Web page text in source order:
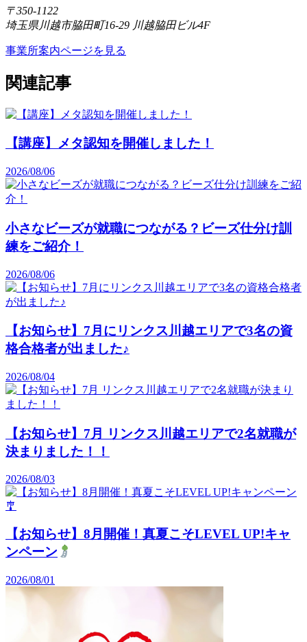
〒350-1122
埼玉県川越市脇田町16-29 川越脇田ビル4F
事業所案内ページを見る
関連記事
【講座】メタ認知を開催しました！
2026/08/06
小さなビーズが就職につながる？ビーズ仕分け訓
練をご紹介！
2026/08/06
【お知らせ】7月にリンクス川越エリアで3名の資
格合格者が出ました♪
2026/08/04
【お知らせ】7月 リンクス川越エリアで2名就職が
決まりました！！
2026/08/03
【お知らせ】8月開催！真夏こそLEVEL UP!キャ
ンペーン
2026/08/01